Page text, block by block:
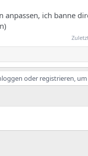
anpassen, ich banne
oder registrieren,